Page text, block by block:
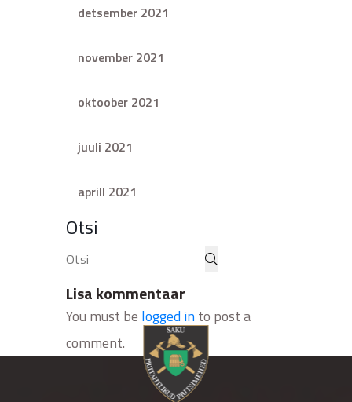
detsember 2021
november 2021
oktoober 2021
juuli 2021
aprill 2021
Otsi
Lisa kommentaar
You must be logged into post a
comment.